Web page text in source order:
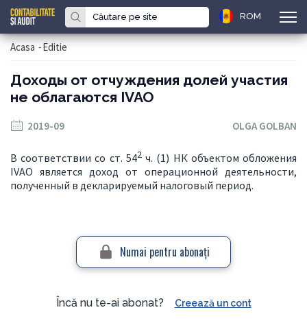
ROM
Acasa -Editie
Доходы от отчуждения долей участия
не облагаются IVAO
2019-09 OLGA GOLBAN
В соответствии со ст. 542ч. (1) НК объектом обложения
IVAO является доход от операционной деятельности,
полученный в декларируемый налоговый период.
Numai pentru abonaţi
Încă nu te-ai abonat? Creează un cont